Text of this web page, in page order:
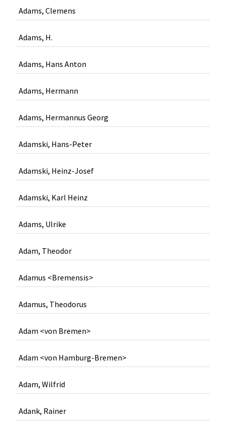
Adams, Clemens
Adams, H.
Adams, Hans Anton
Adams, Hermann
Adams, Hermannus Georg
Adamski, Hans-Peter
Adamski, Heinz-Josef
Adamski, Karl Heinz
Adams, Ulrike
Adam, Theodor
Adamus <Bremensis>
Adamus, Theodorus
Adam <von Bremen>
Adam <von Hamburg-Bremen>
Adam, Wilfrid
Adank, Rainer